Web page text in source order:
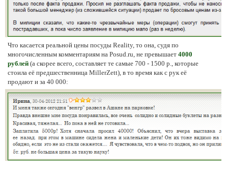
Что касается реальной цены посуды Reality, то она, судя по
многочисленным комментариям на Posud.ru, не превышает 4000
рублей (а скорее всего, составляет те самые 700 - 1500 р., которые
стоила её предшественница MillerZett), в то время как с рук её
продают и за 40 000: